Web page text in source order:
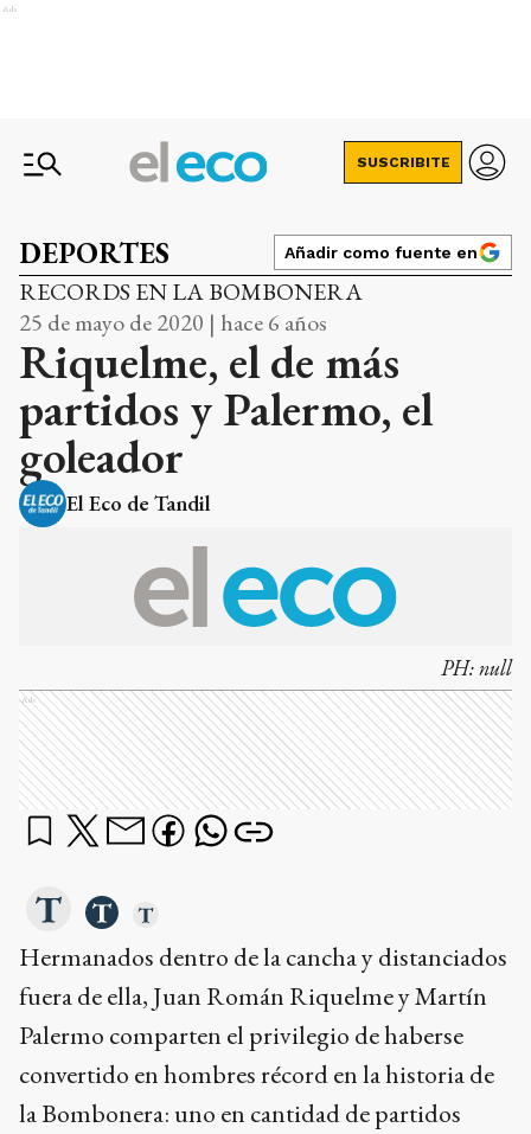
Ads
SUSCRIBITE
DEPORTES Añadir como fuente en
RECORDS EN LA BOMBONERA
25 de mayo de 2020 | hace 6 años
Riquelme, el de más
partidos y Palermo, el
goleador
El Eco de Tandil
PH:null
Ads
Hermanados dentro de la cancha y distanciados
fuera de ella, Juan Román Riquelme y Martín
Palermo comparten el privilegio de haberse
convertido en hombres récord en la historia de
la Bombonera: uno en cantidad de partidos